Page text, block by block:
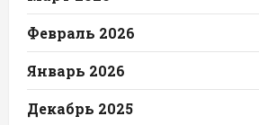
Февраль 2026
Январь 2026
Декабрь 2025